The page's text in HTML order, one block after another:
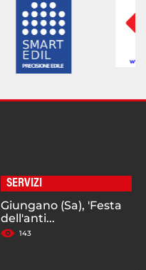
SERVIZI
Giungano (Sa), 'Festa
dell'anti...
143